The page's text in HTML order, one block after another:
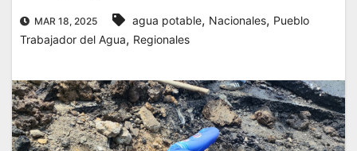
MAR 18, 2025 agua potable, Nacionales, Pueblo
Trabajador del Agua, Regionales